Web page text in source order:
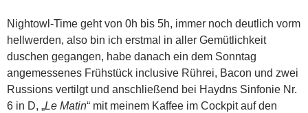
Nightowl-Time geht von 0h bis 5h, immer noch deutlich vorm
hellwerden, also bin ich erstmal in aller Gemütlichkeit
duschen gegangen, habe danach ein dem Sonntag
angemessenes Frühstück inclusive Rührei, Bacon und zwei
Russions vertilgt und anschließend bei Haydns Sinfonie Nr.
6 in D, „Le Matin“ mit meinem Kaffee im Cockpit auf den